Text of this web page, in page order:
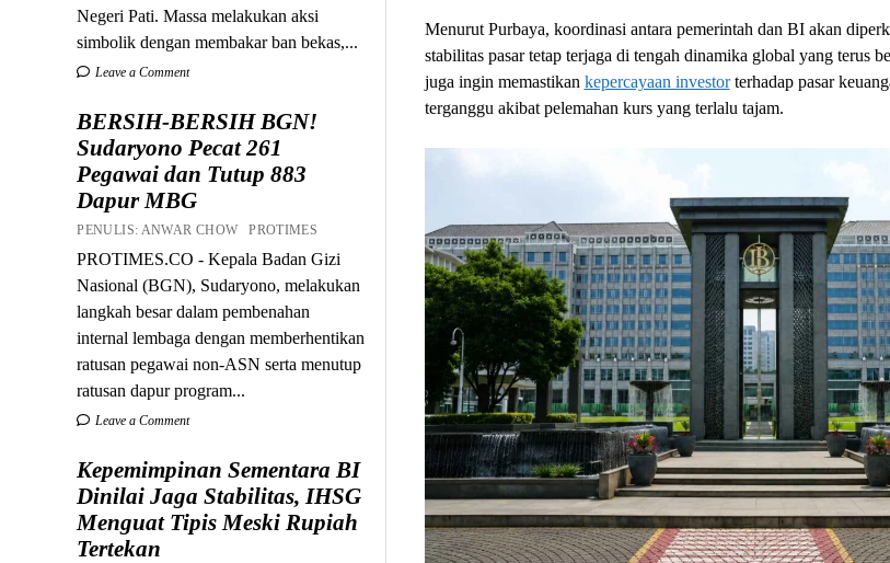
Negeri Pati. Massa melakukan aksi
simbolik dengan membakar ban bekas,...
Leave a Comment
BERSIH-BERSIH BGN!
Sudaryono Pecat 261
Pegawai dan Tutup 883
Dapur MBG
PENULIS: ANWAR CHOW PROTIMES
PROTIMES.CO - Kepala Badan Gizi
Nasional (BGN), Sudaryono, melakukan
langkah besar dalam pembenahan
internal lembaga dengan memberhentikan
ratusan pegawai non-ASN serta menutup
ratusan dapur program...
Leave a Comment
Kepemimpinan Sementara BI
Dinilai Jaga Stabilitas, IHSG
Menguat Tipis Meski Rupiah
Tertekan
Menurut Purbaya, koordinasi antara pemerintah dan BI akan
stabilitas pasar tetap terjaga di tengah dinamika global yang terus
juga ingin memastikan kepercayaan investorterhadap pasar
terganggu akibat pelemahan kurs yang terlalu tajam.